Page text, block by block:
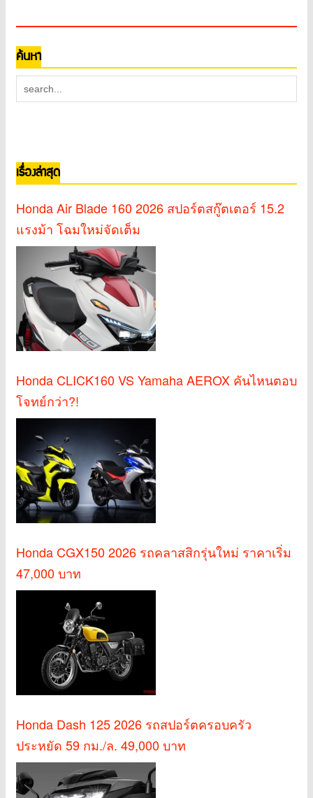
ค้นหา
เรื่องล่าสุด
Honda Air Blade 160 2026 สปอร์ตสกู๊ตเตอร์ 15.2
แรงม้า โฉมใหม่จัดเต็ม
Honda CLICK160 VS Yamaha AEROX คันไหนตอบ
โจทย์กว่า?!
Honda CGX150 2026 รถคลาสสิกรุ่นใหม่ ราคาเริ่ม
47,000 บาท
Honda Dash 125 2026 รถสปอร์ตครอบครัว
ประหยัด 59 กม./ล. 49,000 บาท